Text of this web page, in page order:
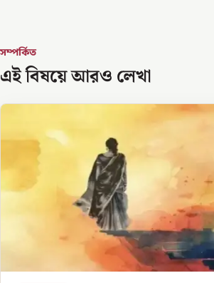
সম্পর্কিত
এই বিষয়ে আরও লেখা